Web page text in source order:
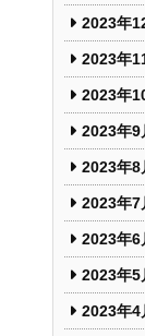
2023年
2023年
2023年
2023年9
2023年8
2023年7
2023年6
2023年5
2023年4